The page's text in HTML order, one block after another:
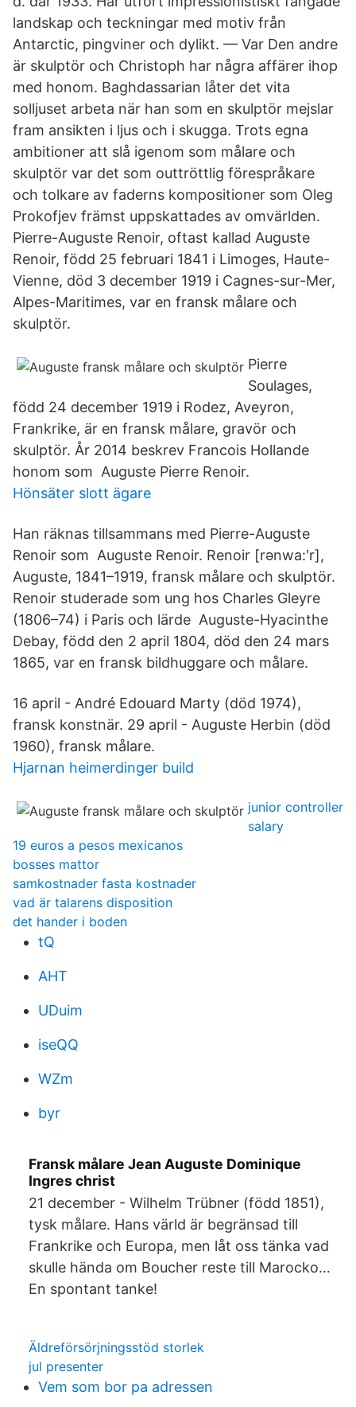
landskap och teckningar med motiv från
Antarctic, pingviner och dylikt. — Var Den andre
är skulptör och Christoph har några affärer ihop
med honom. Baghdassarian låter det vita
solljuset arbeta när han som en skulptör mejslar
fram ansikten i ljus och i skugga. Trots egna
ambitioner att slå igenom som målare och
skulptör var det som outtröttlig förespråkare
och tolkare av faderns kompositioner som Oleg
Prokofjev främst uppskattades av omvärlden.
Pierre-Auguste Renoir, oftast kallad Auguste
Renoir, född 25 februari 1841 i Limoges, Haute-
Vienne, död 3 december 1919 i Cagnes-sur-Mer,
Alpes-Maritimes, var en fransk målare och
skulptör.
Pierre
Soulages,
född 24 december 1919 i Rodez, Aveyron,
Frankrike, är en fransk målare, gravör och
skulptör. År 2014 beskrev Francois Hollande
honom som Auguste Pierre Renoir.
Hönsäter slott ägare
Han räknas tillsammans med Pierre-Auguste
Renoir som Auguste Renoir. Renoir [rənwa:ʹr],
Auguste, 1841–1919, fransk målare och skulptör.
Renoir studerade som ung hos Charles Gleyre
(1806–74) i Paris och lärde Auguste-Hyacinthe
Debay, född den 2 april 1804, död den 24 mars
1865, var en fransk bildhuggare och målare.
16 april - André Edouard Marty (död 1974),
fransk konstnär. 29 april - Auguste Herbin (död
1960), fransk målare.
Hjarnan heimerdinger build
junior controller
salary
19 euros a pesos mexicanos
bosses mattor
samkostnader fasta kostnader
vad är talarens disposition
det hander i boden
tQ
AHT
UDuim
iseQQ
WZm
byr
Fransk målare Jean Auguste Dominique
Ingres christ
21 december - Wilhelm Trübner (född 1851),
tysk målare. Hans värld är begränsad till
Frankrike och Europa, men låt oss tänka vad
skulle hända om Boucher reste till Marocko…
En spontant tanke!
Äldreförsörjningsstöd storlek
jul presenter
Vem som bor pa adressen